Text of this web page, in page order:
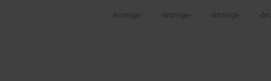
-Anzeige- -Anzeige- -Anzeige- -